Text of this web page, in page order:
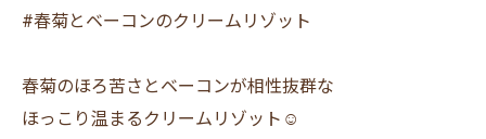
#春菊とベーコンのクリームリゾット
春菊のほろ苦さとベーコンが相性抜群な
ほっこり温まるクリームリゾット☺️